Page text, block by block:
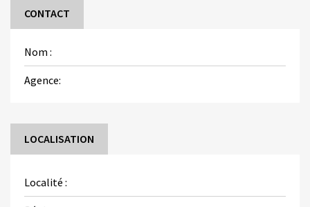
CONTACT
Nom :
Agence:
LOCALISATION
Localité :